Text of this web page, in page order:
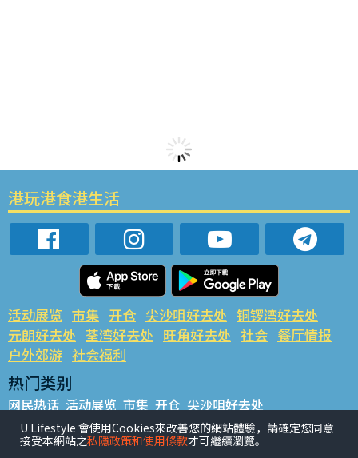
港玩港食港生活
活动展览 市集 开仓 尖沙咀好去处 铜锣湾好去处
元朗好去处 荃湾好去处 旺角好去处 社会 餐厅情报
户外郊游 社会福利
热门类别
网民热话 活动展览 市集 开仓 尖沙咀好去处
铜锣湾好去处 元朗好去处 荃湾好去处 旺角好去处 社会
餐厅情报 户外郊游
U Lifestyle 會使用Cookies來改善您的網站體驗，請確定您同意
接受本網站之私隱政策和使用條款才可繼續瀏覽。